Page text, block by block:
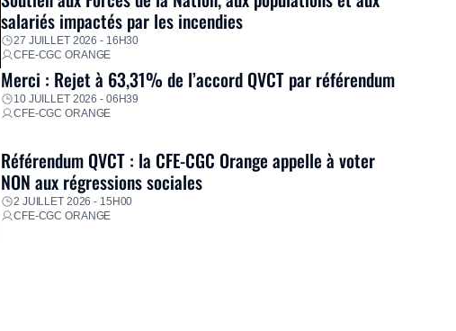
salariés impactés par les incendies
27 JUILLET 2026 - 16H30
CFE-CGC ORANGE
Merci : Rejet à 63,31% de l’accord QVCT par référendum
10 JUILLET 2026 - 06H39
CFE-CGC ORANGE
Référendum QVCT : la CFE-CGC Orange appelle à voter
NON aux régressions sociales
2 JUILLET 2026 - 15H00
CFE-CGC ORANGE